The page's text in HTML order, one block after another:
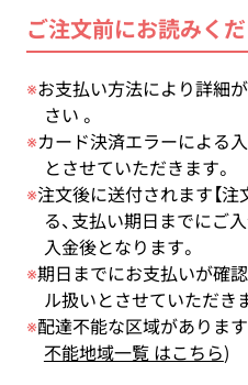
ご注文前にお読みく
※お支払い方法により詳細
さい 。
※カード決済エラーによる
とさせていただきます。
※注文後に送付されます【注
る、支払い期日までにご
入金後となります。
※期日までにお支払いが確
ル扱いとさせていただき
※配達不能な区域がありま
不能地域一覧 はこちら)